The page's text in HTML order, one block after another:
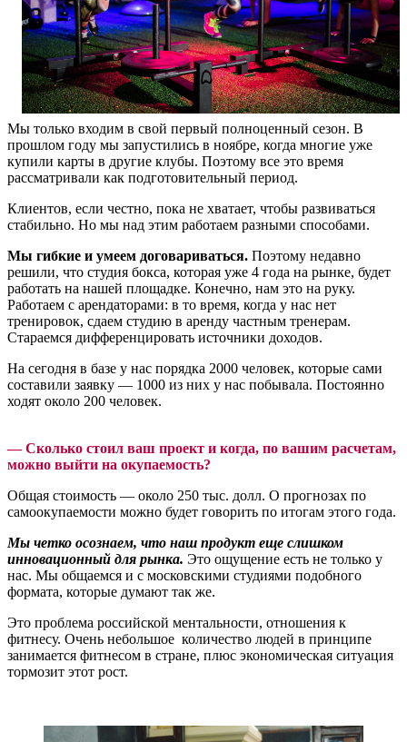
Мы только входим в свой первый полноценный сезон. В
прошлом году мы запустились в ноябре, когда многие уже
купили карты в другие клубы. Поэтому все это время
рассматривали как подготовительный период.
Клиентов, если честно, пока не хватает, чтобы развиваться
стабильно. Но мы над этим работаем разными способами.
Мы гибкие и умеем договариваться. Поэтому недавно
решили, что студия бокса, которая уже 4 года на рынке, будет
работать на нашей площадке. Конечно, нам это на руку.
Работаем с арендаторами: в то время, когда у нас нет
тренировок, сдаем студию в аренду частным тренерам.
Стараемся дифференцировать источники доходов.
На сегодня в базе у нас порядка 2000 человек, которые сами
составили заявку — 1000 из них у нас побывала. Постоянно
ходят около 200 человек.
— Сколько стоил ваш проект и когда, по вашим расчетам,
можно выйти на окупаемость?
Общая стоимость — около 250 тыс. долл. О прогнозах по
самоокупаемости можно будет говорить по итогам этого года.
Мы четко осознаем, что наш продукт еще слишком
инновационный для рынка. Это ощущение есть не только у
нас. Мы общаемся и с московскими студиями подобного
формата, которые думают так же.
Это проблема российской ментальности, отношения к
фитнесу. Очень небольшое количество людей в принципе
занимается фитнесом в стране, плюс экономическая ситуация
тормозит этот рост.